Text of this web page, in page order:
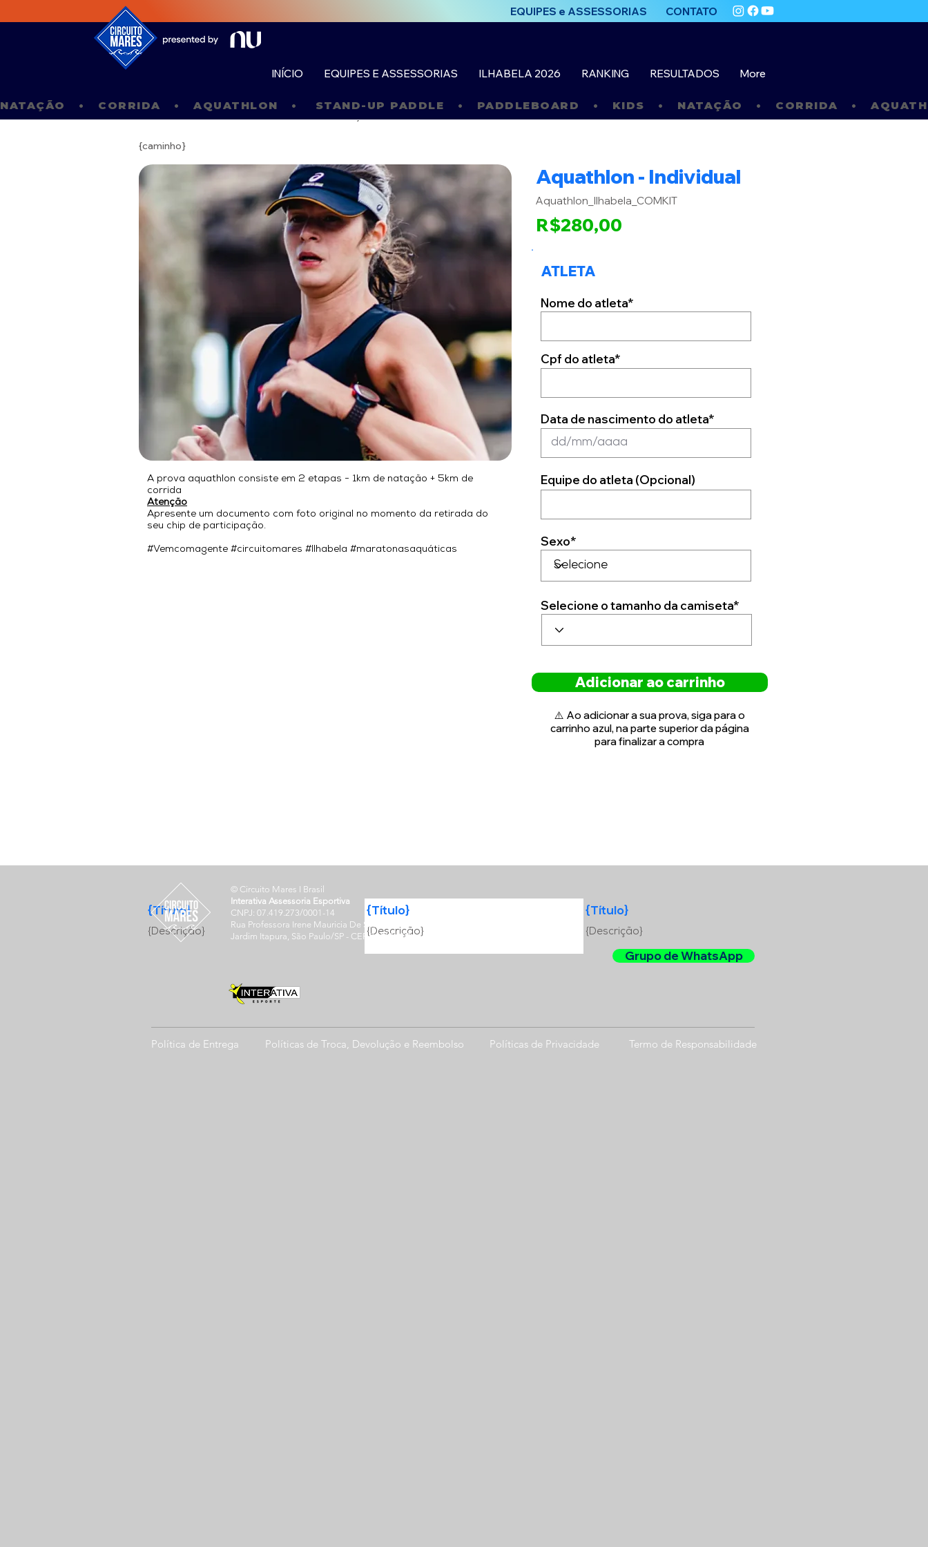
INÍCIO EQUIPES E ASSESSORIAS ILHABELA 2026 RANKING RESULTADOS More
EQUIPES e ASSESSORIAS CONTATO
NATAÇÃO   •   CORRIDA   •   AQUATHLON   •    STAND-UP PADDLE   •   PADDLEBOARD   •   KIDS   •
{caminho}
A prova aquathlon consiste em 2 etapas - 1km de natação + 5km de
corrida
Atenção
Apresente um documento com foto original no momento da retirada do
seu chip de participação.
#Vemcomagente #circuitomares #Ilhabela #maratonasaquáticas
Aquathlon - Individual
Aquathlon_Ilhabela_COMKIT
R$280,00
ATLETA
Nome do atleta*
Cpf do atleta*
Data de nascimento do atleta*
Equipe do atleta (Opcional)
Sexo*
Selecione o tamanho da camiseta*
Adicionar ao carrinho
⚠️ Ao adicionar a sua prova, siga para o
carrinho azul, na parte superior da página
para finalizar a compra
{Título}
{Descrição}
{Título}
{Descrição}
{Título}
{Descrição}
© Circuito Mares I Brasil
Interativa Assessoria Esportiva
CNPJ: 07.419.273/0001-14
Rua Professora Irene Mauricia De Sá, n° 24
Jardim Itapura, São Paulo/SP - CEP 04467-080
Grupo de WhatsApp
Política de Entrega Políticas de Troca, Devolução e Reembolso Políticas de Privacidade Termo de Responsabilidade